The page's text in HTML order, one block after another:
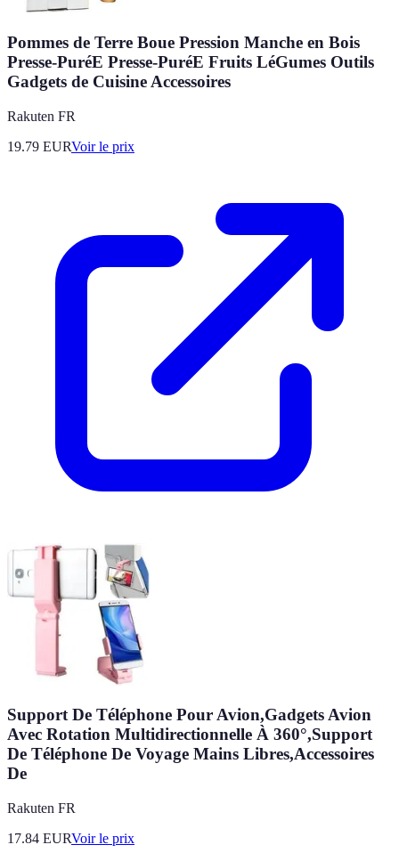
Pommes de Terre Boue Pression Manche en Bois
Presse-PuréE Presse-PuréE Fruits LéGumes Outils
Gadgets de Cuisine Accessoires
Rakuten FR
19.79 EURVoir le prix
Support De Téléphone Pour Avion,Gadgets Avion
Avec Rotation Multidirectionnelle À 360°,Support
De Téléphone De Voyage Mains Libres,Accessoires
De
Rakuten FR
17.84 EURVoir le prix